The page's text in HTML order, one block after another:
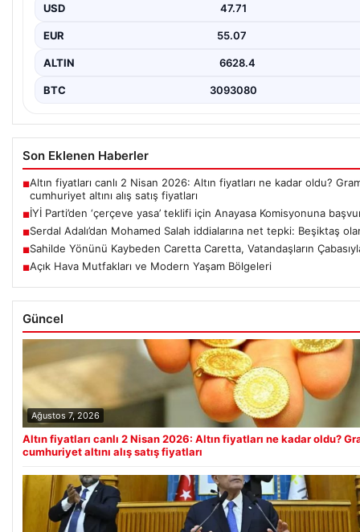
USD 47.71
EUR 55.07
ALTIN 6628.4
BTC 3093080
Son Eklenen Haberler
■Altın fiyatları canlı 2 Nisan 2026: Altın fiyatları ne kadar oldu?
cumhuriyet altını alış satış fiyatları
■İYİ Parti’den ‘çerçeve yasa’ teklifi için Anayasa Komisyonuna
■Serdal Adalı’dan Mohamed Salah iddialarına net tepki: Beşiktaş
■Sahilde Yönünü Kaybeden Caretta Caretta, Vatandaşların
■Açık Hava Mutfakları ve Modern Yaşam Bölgeleri
Güncel
Ağustos 7, 2026
Altın fiyatları canlı 2 Nisan 2026: Altın fiyatları ne kadar oldu?
cumhuriyet altını alış satış fiyatları